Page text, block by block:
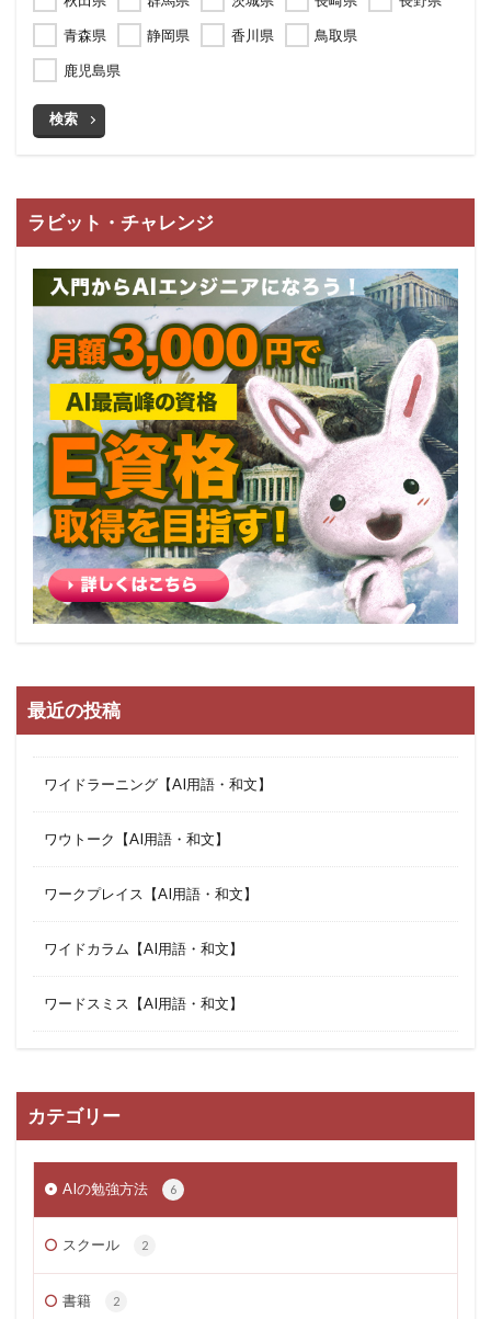
青森県
静岡県 香川県
鳥取県
鹿児島県
検索
ラビット・チャレンジ
最近の投稿
ワイドラーニング【AI用語・和文】
ワウトーク【AI用語・和文】
ワークプレイス【AI用語・和文】
ワイドカラム【AI用語・和文】
ワードスミス【AI用語・和文】
カテゴリー
AIの勉強方法 6
スクール 2
書籍 2